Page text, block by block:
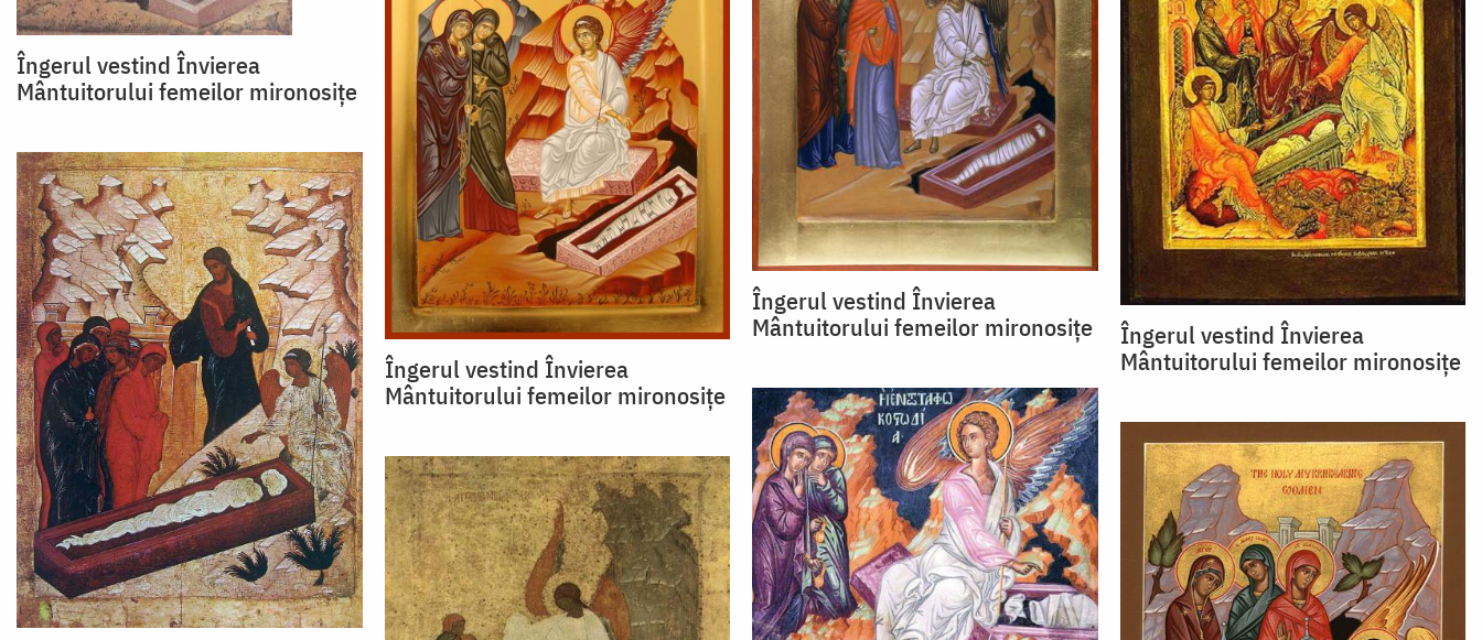
Îngerul vestind Învierea
Mântuitorului femeilor mironosițe
Îngerul vestind Învierea
Mântuitorului femeilor mironosițe
Îngerul vestind Învierea
Mântuitorului femeilor mironosițe
Îngerul vestind Învierea
Mântuitorului femeilor mironosițe